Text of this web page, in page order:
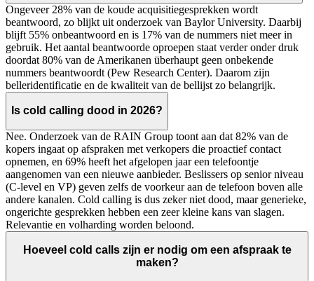
Ongeveer 28% van de koude acquisitiegesprekken wordt
beantwoord, zo blijkt uit onderzoek van Baylor University. Daarbij
blijft 55% onbeantwoord en is 17% van de nummers niet meer in
gebruik. Het aantal beantwoorde oproepen staat verder onder druk
doordat 80% van de Amerikanen überhaupt geen onbekende
nummers beantwoordt (Pew Research Center). Daarom zijn
belleridentificatie en de kwaliteit van de bellijst zo belangrijk.
Is cold calling dood in 2026?
Nee. Onderzoek van de RAIN Group toont aan dat 82% van de
kopers ingaat op afspraken met verkopers die proactief contact
opnemen, en 69% heeft het afgelopen jaar een telefoontje
aangenomen van een nieuwe aanbieder. Beslissers op senior niveau
(C-level en VP) geven zelfs de voorkeur aan de telefoon boven alle
andere kanalen. Cold calling is dus zeker niet dood, maar generieke,
ongerichte gesprekken hebben een zeer kleine kans van slagen.
Relevantie en volharding worden beloond.
Hoeveel cold calls zijn er nodig om een afspraak te
maken?